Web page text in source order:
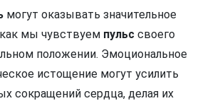
могут оказывать значительное
мы чувствуем пульс своего
положении. Эмоциональное
истощение могут усилить
сокращений сердца, делая их